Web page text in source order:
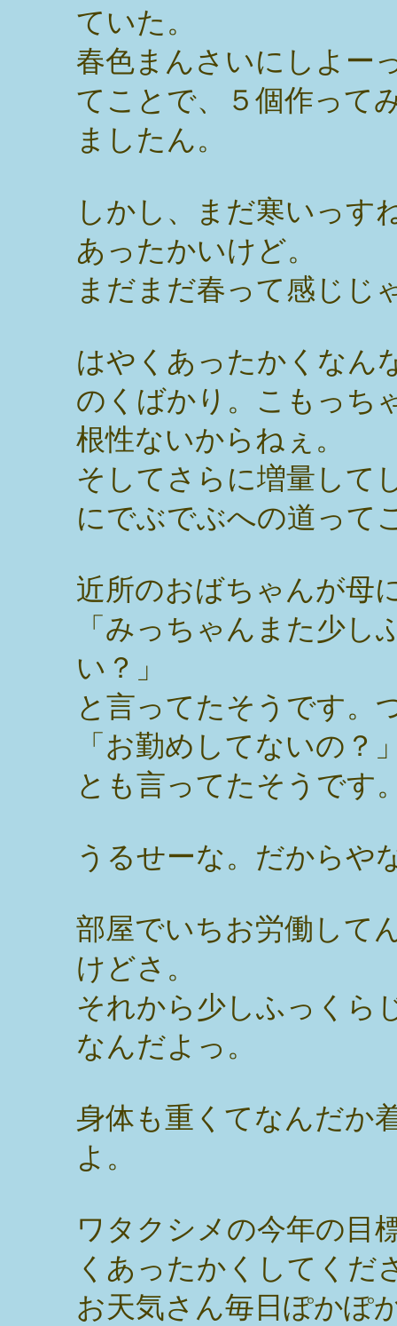
ていた。
春色まんさいにしよー
てことで、５個作って
ましたん。
しかし、まだ寒いっす
あったかいけど。
まだまだ春って感じじ
はやくあったかくなん
のくばかり。こもっち
根性ないからねぇ。
そしてさらに増量して
にでぶでぶへの道って
近所のおばちゃんが母
「みっちゃんまた少
い？」
と言ってたそうです。
「お勤めしてないの？
とも言ってたそうです
うるせーな。だからや
部屋でいちお労働して
けどさ。
それから少しふっくら
なんだよっ。
身体も重くてなんだか
よ。
ワタクシメの今年の目
くあったかくしてくだ
お天気さん毎日ぽかぽ